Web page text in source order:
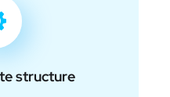
structure